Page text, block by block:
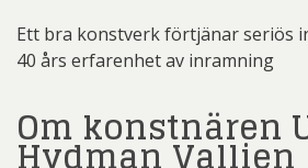
Ett bra konstverk förtjänar seriös
40 års erfarenhet av inramning
Om konstnären